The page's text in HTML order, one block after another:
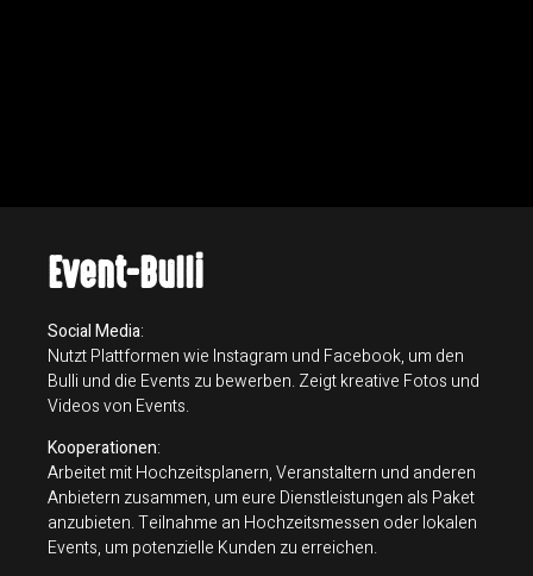
Event-Bulli
Social Media:
Nutzt Plattformen wie Instagram und Facebook, um den
Bulli und die Events zu bewerben. Zeigt kreative Fotos und
Videos von Events.
Kooperationen:
Arbeitet mit Hochzeitsplanern, Veranstaltern und anderen
Anbietern zusammen, um eure Dienstleistungen als Paket
anzubieten. Teilnahme an Hochzeitsmessen oder lokalen
Events, um potenzielle Kunden zu erreichen.